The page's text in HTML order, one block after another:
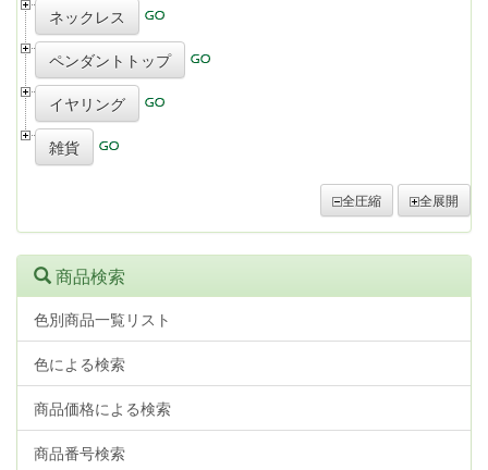
ネックレス
ペンダントトップ
イヤリング
雑貨
全圧縮 全展開
商品検索
色別商品一覧リスト
色による検索
商品価格による検索
商品番号検索